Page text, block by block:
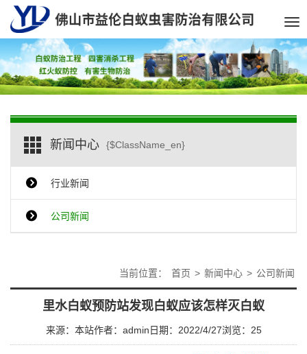
新闻中心 {$ClassName_en}
行业新闻
公司新闻
当前位置： 首页 > 新闻中心 > 公司新闻
里水白蚁预防站发现白蚁应该怎样灭白蚁
来源：本站作者：admin 日期：2022/4/27浏览： 25